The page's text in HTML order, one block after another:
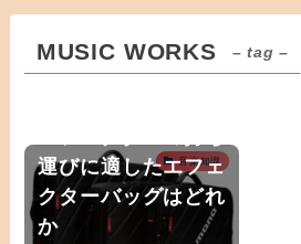
MUSIC WORKS – tag –
音楽知識
運びに適したエフェ
クターバッグはどれ
か